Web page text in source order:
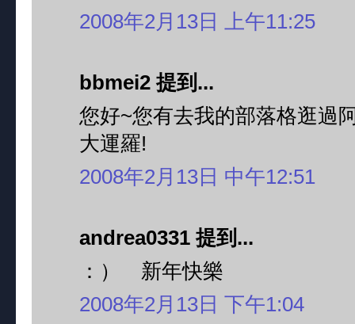
2008年2月13日 上午11:25
bbmei2 提到...
您好~您有去我的部落格逛過
大運羅!
2008年2月13日 中午12:51
andrea0331 提到...
：） 新年快樂
2008年2月13日 下午1:04